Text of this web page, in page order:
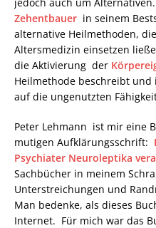
Zehentbauer in seinem
alternative Heilmethoden,
Altersmedizin einsetzen
die Aktivierung der
Heilmethode beschreibt und
auf die ungenutzten
Peter Lehmann ist mir eine
mutigen Aufklärungsschrift:
Psychiater Neuroleptika
Sachbücher in meinem
Unterstreichungen und
Man bedenke, als dieses
Internet. Für mich war das